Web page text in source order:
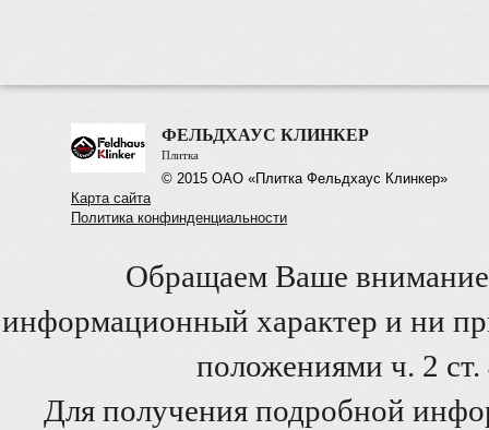
ФЕЛЬДХАУС КЛИНКЕР
Плитка
© 2015 ОАО «Плитка Фельдхаус Клинкер»
Карта сайта
Политика конфинденциальности
Обращаем Ваше внимание
информационный характер и ни
положениями ч. 2
Для получения подробной